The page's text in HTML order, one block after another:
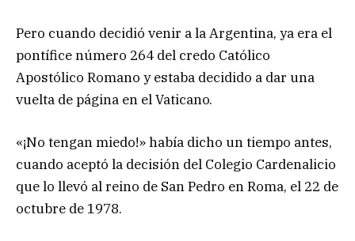
Pero cuando decidió venir a la Argentina, ya era el
pontífice número 264 del credo Católico
Apostólico Romano y estaba decidido a dar una
vuelta de página en el Vaticano.
«¡No tengan miedo!» había dicho un tiempo antes,
cuando aceptó la decisión del Colegio Cardenalicio
que lo llevó al reino de San Pedro en Roma, el 22 de
octubre de 1978.